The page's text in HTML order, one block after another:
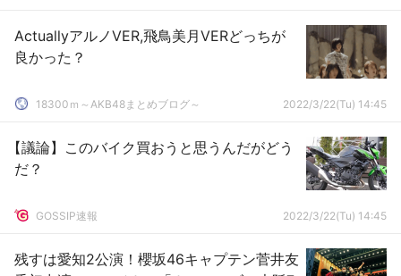
ActuallyアルノVER,飛鳥美月VERどっちが
良かった？
18300ｍ～AKB48まとめブログ～ 2022/3/22(Tu) 14:45
【議論】このバイク買おうと思うんだがどう
だ？
GOSSIP速報 2022/3/22(Tu) 14:45
残すは愛知2公演！櫻坂46キャプテン菅井友